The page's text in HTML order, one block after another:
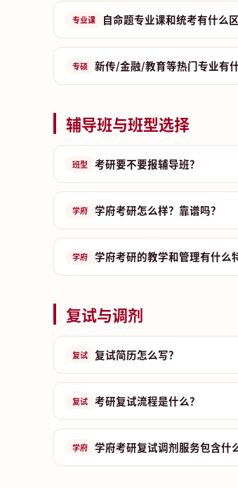
专业课 自命题专业课和统考有什么区
专硕 新传/金融/教育等热门专业有
辅导班与班型选择
班型 考研要不要报辅导班？
学府 学府考研怎么样？靠谱吗？
学府 学府考研的教学和管理有什么
复试与调剂
复试 复试简历怎么写？
复试 考研复试流程是什么？
学府 学府考研复试调剂服务包含什